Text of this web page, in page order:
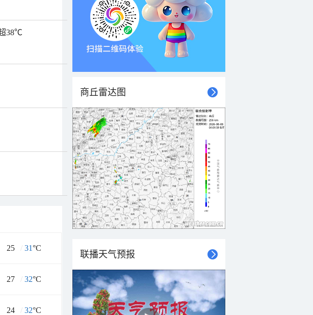
38℃
25 / 31°C
27 / 32°C
24 / 32°C
商丘雷达图
联播天气预报